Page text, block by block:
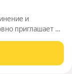
и
приглашает на
вам